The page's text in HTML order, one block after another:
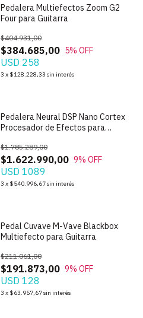
Pedalera Multiefectos Zoom G2
Four para Guitarra
$384.685,00
$404.931,00
5% OFF
USD 258
3 x $128.228,33 sin interés
Pedalera Neural DSP Nano Cortex
Procesador de Efectos para
$1.622.990,00
$1.785.289,00
9% OFF
USD 1089
3 x $540.996,67sin interés
Pedal Cuvave M-Vave Blackbox
Multiefecto para Guitarra
$191.873,00
$211.061,00
9% OFF
USD 128
3 x $63.957,67sin interés